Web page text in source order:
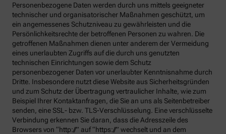
Personenbezogene Daten werden durch uns mittels geeigneter
technischer und organisatorischer Maßnahmen geschützt, um
ein angemessenes Schutzniveau zu gewährleisten und die
Persönlichkeitsrechte der betroffenen Personen zu wahren. Die
getroffenen Maßnahmen dienen unter anderem der Vermeidung
eines unerlaubten Zugriffs auf die durch uns genutzten
technischen Einrichtungen sowie dem Schutz
personenbezogener Daten vor unerlaubter Kenntnisnahme durch
Dritte. Insbesondere nutzt diese Website aus Sicherheitsgründen
und zum Schutz der Übertragung vertraulicher Inhalte, wie zum
Beispiel Ihrer Kontaktanfragen, die Sie an uns als Seitenbetreiber
senden, eine SSL- bzw. TLS-Verschlüsselung. Eine verschlüsselte
Verbindung erkennen Sie daran, dass die Adresszeile des
Browsers von “http://” auf “https://” wechselt und an dem